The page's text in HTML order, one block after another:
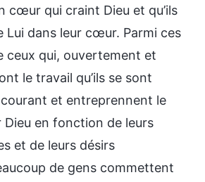
cœur qui craint Dieu et qu’ils
Lui dans leur cœur. Parmi ces
ceux qui, ouvertement et
le travail qu’ils se sont
et entreprennent le
en fonction de leurs
et de leurs désirs
de gens commettent